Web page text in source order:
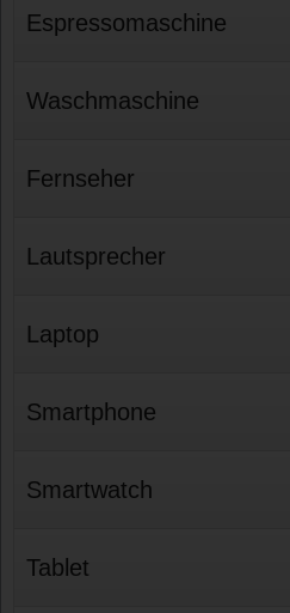
Espressomaschine
Waschmaschine
Fernseher
Lautsprecher
Laptop
Smartphone
Smartwatch
Tablet